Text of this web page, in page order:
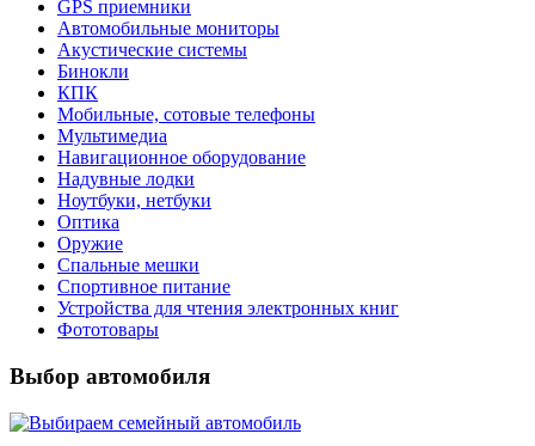
GPS приемники
Автомобильные мониторы
Акустические системы
Бинокли
КПК
Мобильные, сотовые телефоны
Мультимедиа
Навигационное оборудование
Надувные лодки
Ноутбуки, нетбуки
Оптика
Оружие
Спальные мешки
Спортивное питание
Устройства для чтения электронных книг
Фототовары
Выбор автомобиля